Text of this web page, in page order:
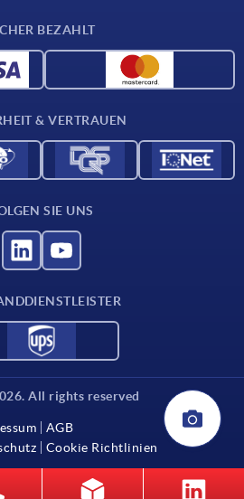
BEZAHLT
& VERTRAUEN
SIE UNS
All rights reserved
AGB
Cookie Richtlinien